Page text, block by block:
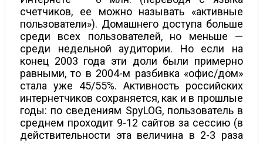
счетчиков, ее можно называть «активные
пользователи»). Домашнего доступа больше
среди всех пользователей, но меньше —
среди недельной аудитории. Но если на
конец 2003 года эти доли были примерно
равными, то в 2004-м разбивка «офис/дом»
стала уже 45/55%. Активность российских
интернетчиков сохраняется, как и в прошлые
годы: по сведениям SpyLOG, пользователь в
среднем проходит 9-12 сайтов за сессию (в
действительности эта величина в 2-3 раза